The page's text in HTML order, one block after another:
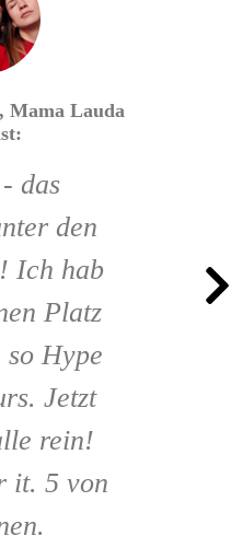
Mama Lauda
das
den
Ich hab
Platz
so Hype
Jetzt
rein!
it. 5 von
und
kann
von
von
von
unsere